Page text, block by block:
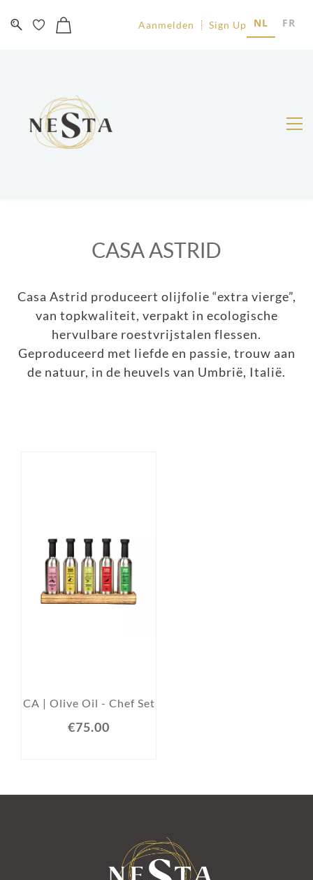
Aanmelden Sign Up NL FR
CASA ASTRID
Casa Astrid produceert olijfolie “extra vierge”,
van topkwaliteit, verpakt in ecologische
hervulbare roestvrijstalen flessen.
Geproduceerd met liefde en passie, trouw aan
de natuur, in de heuvels van Umbrië, Italië.
CA | Olive Oil - Chef Set
€75.00